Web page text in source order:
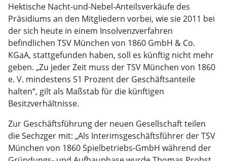
Hektische Nacht-und-Nebel-Anteilsverkäufe des
Präsidiums an den Mitgliedern vorbei, wie sie 2011 bei
der sich heute in einem Insolvenzverfahren
befindlichen TSV München von 1860 GmbH & Co.
KGaA, stattgefunden haben, soll es künftig nicht mehr
geben. „Zu jeder Zeit muss der TSV München von 1860
e. V. mindestens 51 Prozent der Geschäftsanteile
halten“, gilt als Maßstab für die künftigen
Besitzverhältnisse.
Zur Geschäftsführung der neuen Gesellschaft teilen
die Sechzger mit: „Als Interimsgeschäftsführer der TSV
München von 1860 Spielbetriebs-GmbH während der